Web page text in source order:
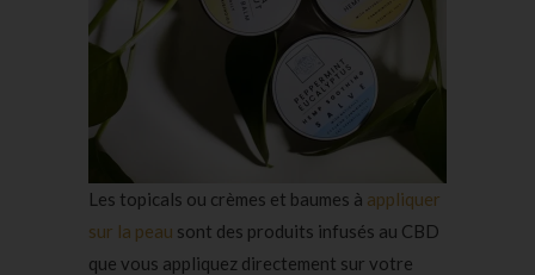
Les topicals ou crèmes et baumes à appliquer
sur la peau sont des produits infusés au CBD
que vous appliquez directement sur votre